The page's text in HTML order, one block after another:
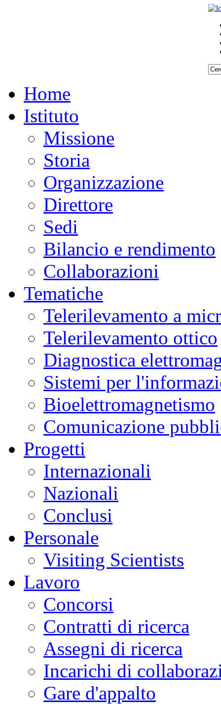
Home
Istituto
Missione
Storia
Organizzazione
Direttore
Sedi
Bilancio e rendimento
Collaborazioni
Tematiche
Telerilevamento a
Telerilevamento ottico
Diagnostica
Sistemi per
Bioelettromagnetismo
Comunicazione
Progetti
Internazionali
Nazionali
Conclusi
Personale
Visiting Scientists
Lavoro
Concorsi
Contratti di ricerca
Assegni di ricerca
Incarichi di
Gare d'appalto